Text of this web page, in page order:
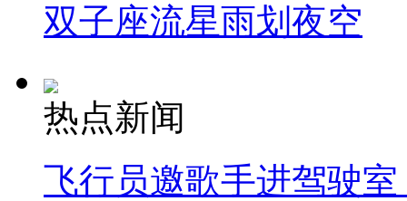
双子座流星雨划夜空
热点新闻
飞行员邀歌手进驾驶